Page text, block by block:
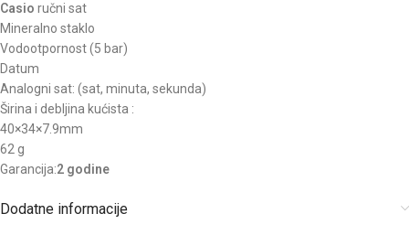
Casio ručni sat
Mineralno staklo
Vodootpornost (5 bar)
Datum
Analogni sat: (sat, minuta, sekunda)
Širina i debljina kućista :
40×34×7.9mm
62 g
Garancija:2 godine
Dodatne informacije